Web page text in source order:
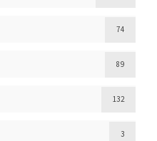
74
89
132
3